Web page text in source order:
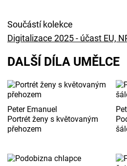
Součástí kolekce
Digitalizace 2025 - účast EU,
DALŠÍ DÍLA UMĚLCE
Peter Emanuel
Portrét ženy s květovaným
přehozem